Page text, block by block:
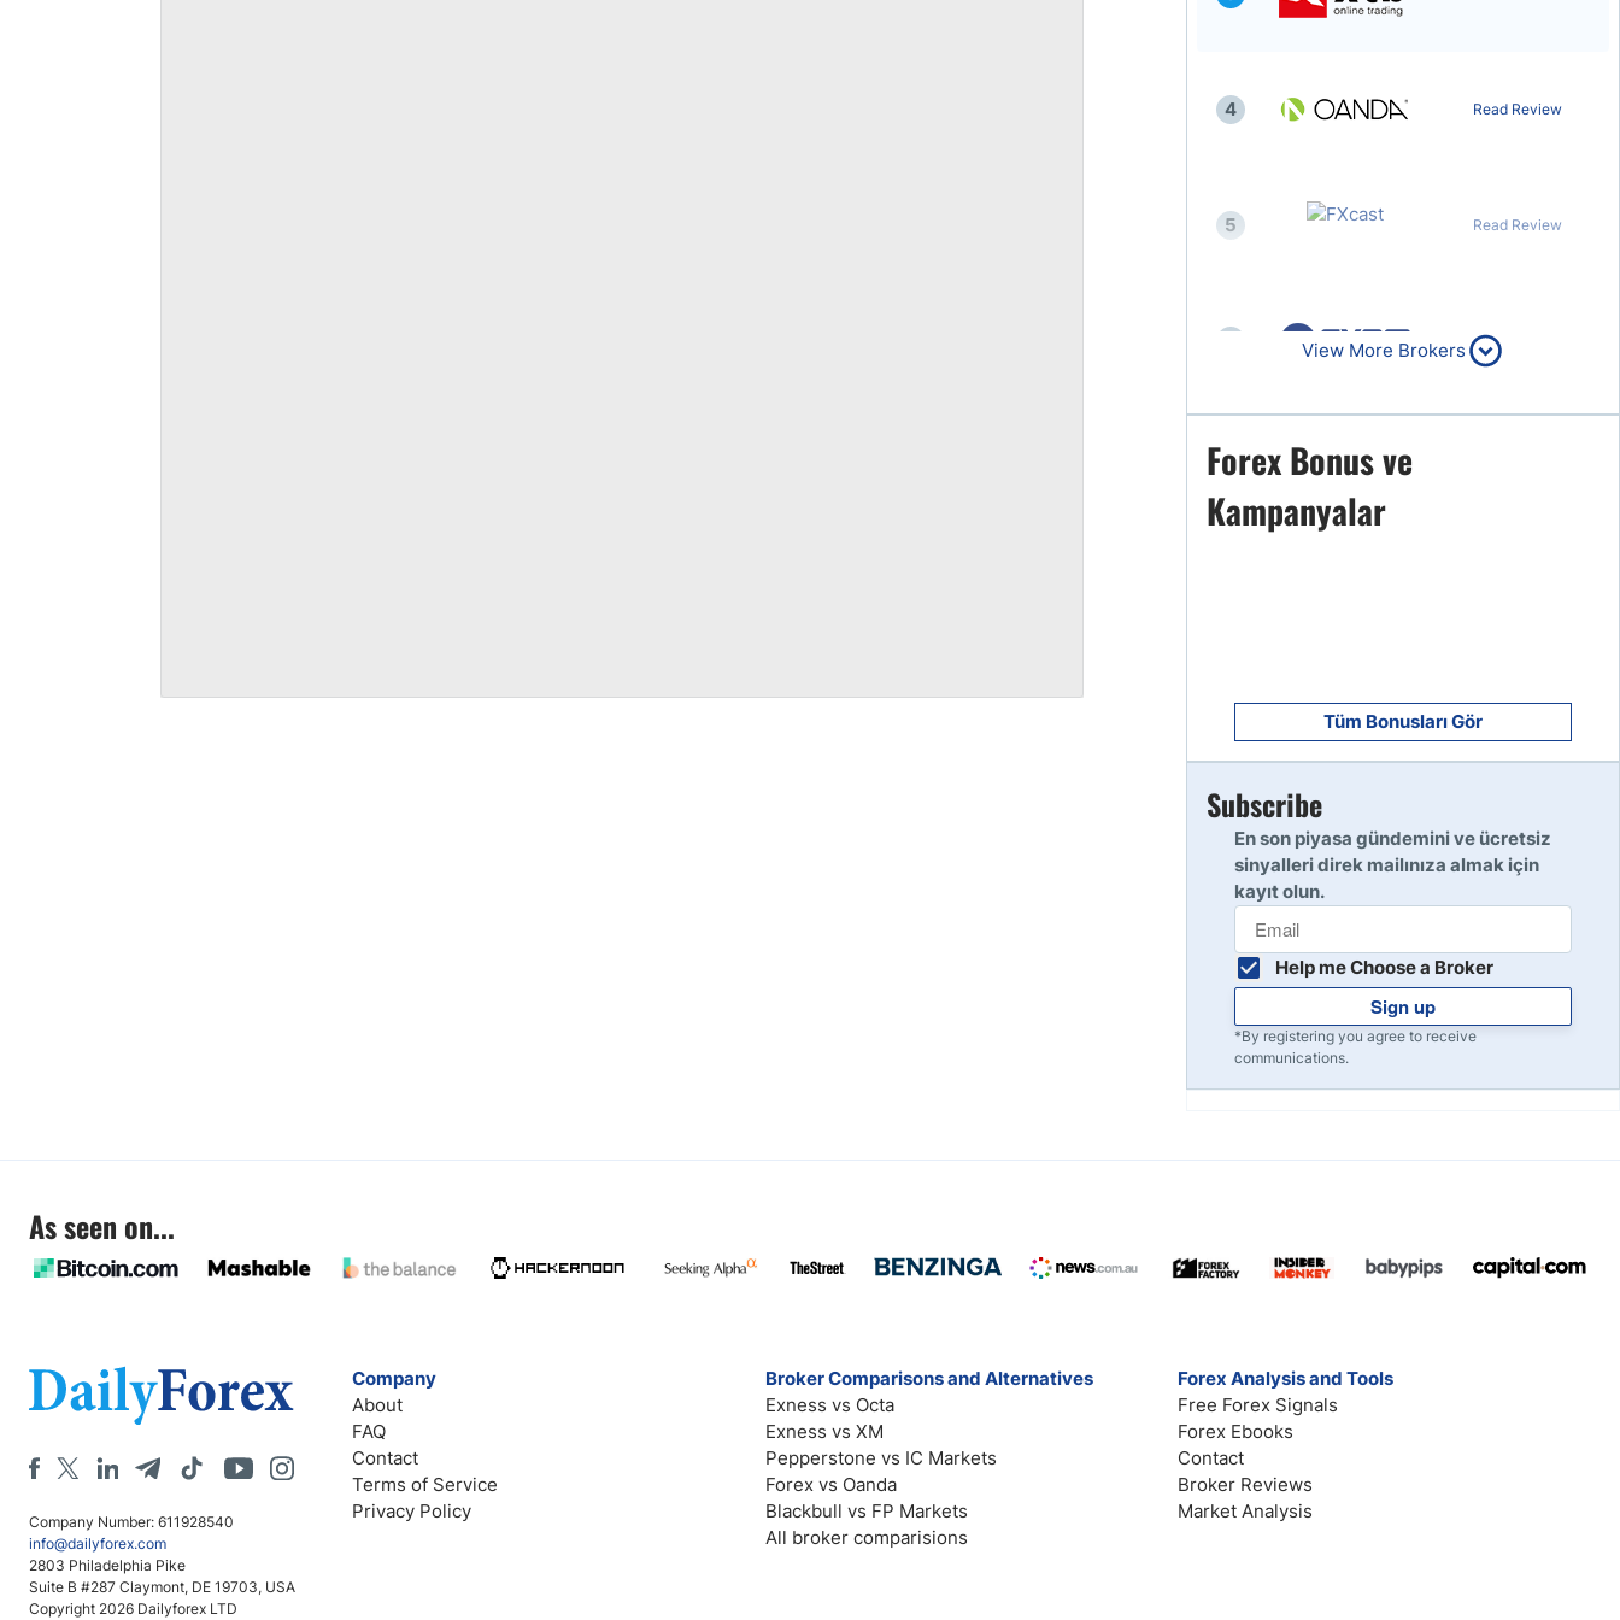
4 Read Review
5 Read Review
Read Review
7
10
View More Brokers
Forex Bonus ve
Kampanyalar
Tüm Bonusları Gör
Subscribe
En son piyasa gündemini ve ücretsiz
sinyalleri direk mailınıza almak için
kayıt olun.
Help me Choose a Broker
Sign up
*By registering you agree to receive
communications.
As seen on...
Company Number: 611928540
info@dailyforex.com
2803 Philadelphia Pike
Suite B #287 Claymont, DE 19703, USA
Copyright 2026 Dailyforex LTD
Company
About
FAQ
Contact
Terms of Service
Privacy Policy
Broker Comparisons and Alternatives
Exness vs Octa
Exness vs XM
Pepperstone vs IC Markets
Forex vs Oanda
Blackbull vs FP Markets
All broker comparisions
Forex Analysis and Tools
Free Forex Signals
Forex Ebooks
Contact
Broker Reviews
Market Analysis